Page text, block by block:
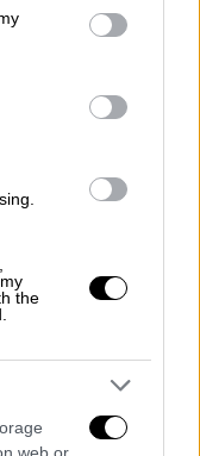
You may click to
party tags to
in below Google
the
web or
έχει
ιδιότυπο
οποίο δεν
για νύχτες,
«με τον
που σταδιακά
ήρωας